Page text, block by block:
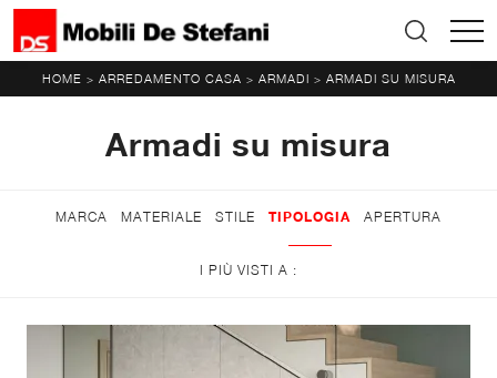
HOME > ARREDAMENTO CASA > ARMADI > ARMADI SU MISURA
Armadi su misura
MARCA MATERIALE STILE TIPOLOGIA APERTURA
I PIÙ VISTI A :